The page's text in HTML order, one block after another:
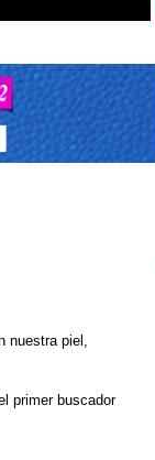
nuestra piel,
primer buscador